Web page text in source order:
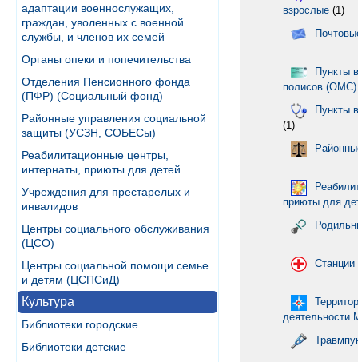
адаптации военнослужащих,
граждан, уволенных с военной
службы, и членов их семей
Органы опеки и попечительства
Отделения Пенсионного фонда
(ПФР) (Социальный фонд)
Районные управления социальной
защиты (УСЗН, СОБЕСы)
Реабилитационные центры,
интернаты, приюты для детей
Учреждения для престарелых и
инвалидов
Центры социального обслуживания
(ЦСО)
Центры социальной помощи семье
и детям (ЦСПСиД)
Культура
Библиотеки городские
Библиотеки детские
взрослые (1)
Пункты
полисов (ОМС)
Пункты
(1)
приюты для
деятельности